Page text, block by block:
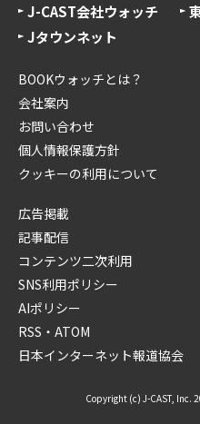
J-CAST会社ウォッチ
Jタウンネット
BOOKウォッチとは？
会社案内
お問い合わせ
個人情報保護方針
クッキーの利用について
広告掲載
記事配信
コンテンツ二次利用
SNS利用ポリシー
AIポリシー
RSS・ATOM
日本インターネット報道協会
Copyright (c) J-CAST, Inc.